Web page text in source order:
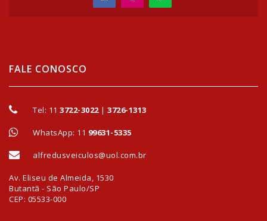
FALE CONOSCO
Tel: 11 3722-3022| 3726-1313
WhatsApp: 11 99631-5335
alfredusveiculos@uol.com.br
Av. Eliseu de Almeida, 1530
Butantã - São Paulo/SP
CEP: 05533-000